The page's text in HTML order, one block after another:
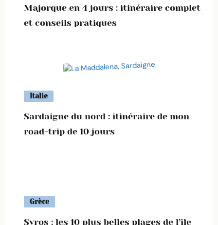
Majorque en 4 jours : itinéraire complet
et conseils pratiques
Italie
Sardaigne du nord : itinéraire de mon
road-trip de 10 jours
Grèce
Syros : les 10 plus belles plages de l’île